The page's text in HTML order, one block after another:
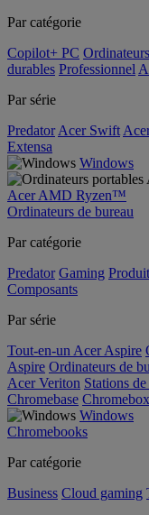
Par catégorie
Copilot+ PC
durables Professionnel
Par série
Predator Acer Swift
Extensa
Windows
Acer AMD Ryzen™
Ordinateurs de bureau
Par catégorie
Predator Gaming
Composants
Par série
Tout-en-un Acer Aspire
Aspire Ordinateurs de
Acer Veriton Stations
Chromebase Chromebox
Windows
Chromebooks
Par catégorie
Business Cloud gaming